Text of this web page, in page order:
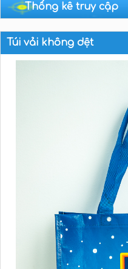
Thống kê truy cập
Túi vải không dệt